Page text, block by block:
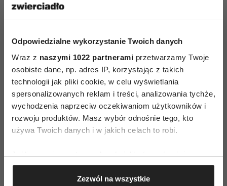
Odpowiedzialne wykorzystanie Twoich danych
Wraz z naszymi 1022 partnerami przetwarzamy Twoje
osobiste dane, np. adres IP, korzystając z takich
technologii jak pliki cookie, w celu wyświetlania
spersonalizowanych reklam i treści, analizowania tychże,
wychodzenia naprzeciw oczekiwaniom użytkowników i
rozwoju produktów. Masz wybór odnośnie tego, kto
używa Twoich danych i w jakich celach to robi.
Jeśli wyrazisz na to zgodę, chcielibyśmy również:
Gromadzić dane dotyczące Twojej lokalizacji
geograficznej z dokładnością nawet do kilku metrów
Zezwól na wszystkie
wpływają na zmniejszenie nadreaktywności
ośrodkowego układu nerwowego.
Jeśli jesteś jedną z osób, które zapachu lawendy
nie znoszą, możesz wypróbować także olejek
pomarańczowy, z bergamotki, rumiankowy lub
cytrynowy.
Czytaj także:Aromaterapia na dobry nastrój,
czyli jak leczyć się zapachem
metoda 5-4-3-2-1
Zasada 5-4-3-2-1 to technika uziemienia, która